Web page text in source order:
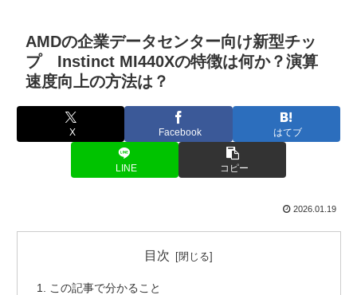
AMDの企業データセンター向け新型チッ
プ Instinct MI440Xの特徴は何か？演算
速度向上の方法は？
X Facebook はてブ
LINE コピー
2026.01.19
目次
この記事で分かること